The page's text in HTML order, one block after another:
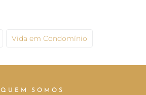
Vida em Condomínio
QUEM SOMOS